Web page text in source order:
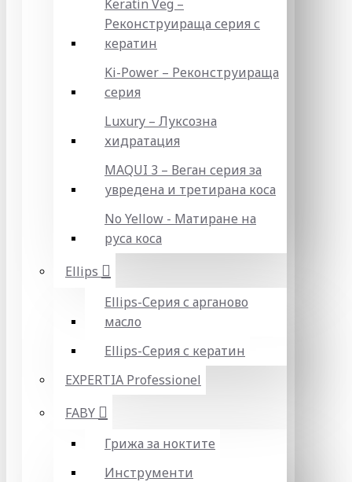
Keratin Veg –
Реконструираща серия с
кератин
Ki-Power – Реконструираща
серия
Luxury – Луксозна
хидратация
MAQUI 3 – Веган серия за
увредена и третирана коса
No Yellow - Матиране на
руса коса
Ellips
Ellips-Серия с арганово
масло
Ellips-Серия с кератин
EXPERTIA Professionel
FABY
Грижа за ноктите
Инструменти